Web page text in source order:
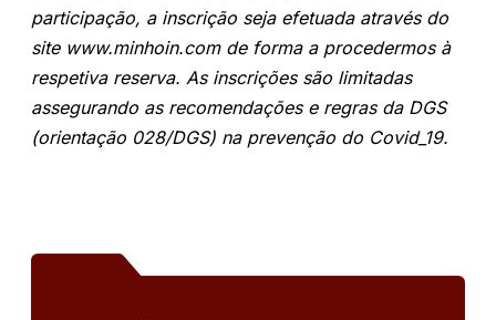
participação, a inscrição seja efetuada através do
site www.minhoin.com de forma a procedermos à
respetiva reserva. As inscrições são limitadas
assegurando as recomendações e regras da DGS
(orientação 028/DGS) na prevenção do Covid_19.